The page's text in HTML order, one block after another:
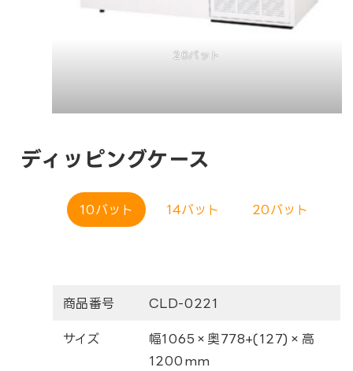
20バット
ディッピングケース
10バット 14バット 20バット
商品番号 CLD-0221
サイズ
幅1065×奥778+(127)×高
1200mm